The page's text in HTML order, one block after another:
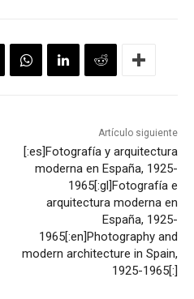
Artículo siguiente
[:es]Fotografía y arquitectura
moderna en España, 1925-
1965[:gl]Fotografía e
arquitectura moderna en
España, 1925-
1965[:en]Photography and
modern architecture in Spain,
1925-1965[:]